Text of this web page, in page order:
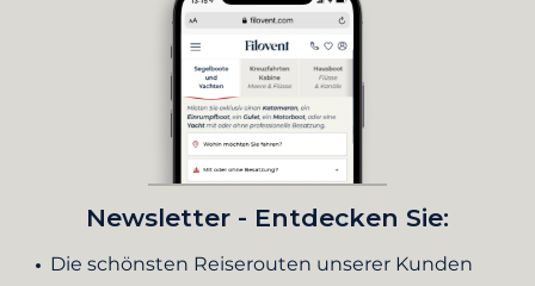
Newsletter - Entdecken Sie:
Die schönsten Reiserouten unserer Kunden